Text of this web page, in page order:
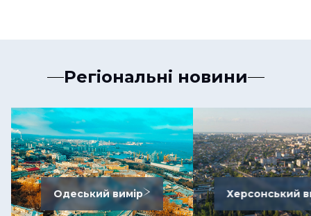
Регіональні новини
Одеський вимір Херсонський